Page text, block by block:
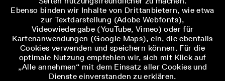
Ebenso binden wir Inhalte von Drittanbietern, wie etwa
zur Textdarstellung (Adobe Webfonts),
Videowiedergabe (YouTube, Vimeo) oder für
Kartenanwendungen (Google Maps), ein, die ebenfalls
Cookies verwenden und speichern können. Für die
optimale Nutzung empfehlen wir, sich mit Klick auf
„Alle annehmen“ mit dem Einsatz aller Cookies und
Dienste einverstanden zu erklären.